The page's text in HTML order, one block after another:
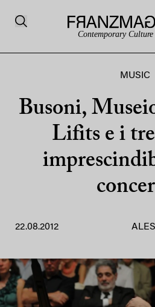
Contemporary
MUSIC
Busoni,
Lifits e i
22.08.2012